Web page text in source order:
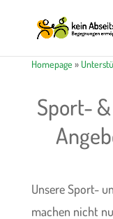
Homepage »
Sport-
Unsere Sport-
machen nicht